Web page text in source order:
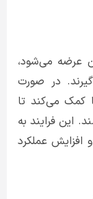
عرضه می‌شود،
در صورت
کمک می‌کند تا
این فرایند به
افزایش عملکرد